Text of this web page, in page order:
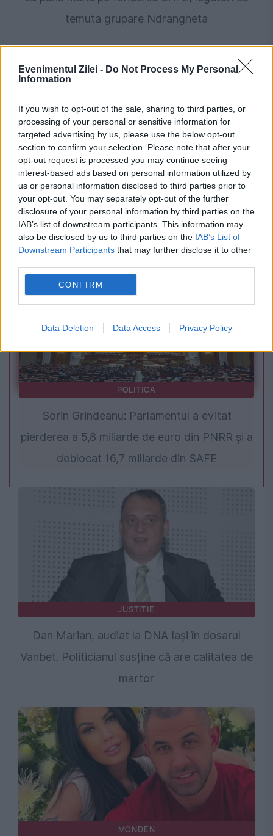
Evenimentul Zilei - Do Not Process My Personal
Information
If you wish to opt-out of the sale, sharing to third parties, or
processing of your personal or sensitive information for
targeted advertising by us, please use the below opt-out
section to confirm your selection. Please note that after your
opt-out request is processed you may continue seeing
interest-based ads based on personal information utilized by
us or personal information disclosed to third parties prior to
your opt-out. You may separately opt-out of the further
disclosure of your personal information by third parties on the
IAB’s list of downstream participants. This information may
also be disclosed by us to third parties on the IAB’s List of
Downstream Participants that may further disclose it to other
CONFIRM
Data Deletion Data Access Privacy Policy
temuta grupare Ndrangheta
ECONOMIE
Rovinieta, transformată într-o capcană.
Șoferii pot plăti cu până la 186% mai mult pe
un site neautorizat
POLITICA
Sorin Grindeanu: Parlamentul a evitat
pierderea a 5,8 miliarde de euro din PNRR și a
deblocat 16,7 miliarde din SAFE
JUSTITIE
Dan Marian, audiat la DNA Iași în dosarul
Vanbet. Politicianul susține că are calitatea de
martor
MONDEN